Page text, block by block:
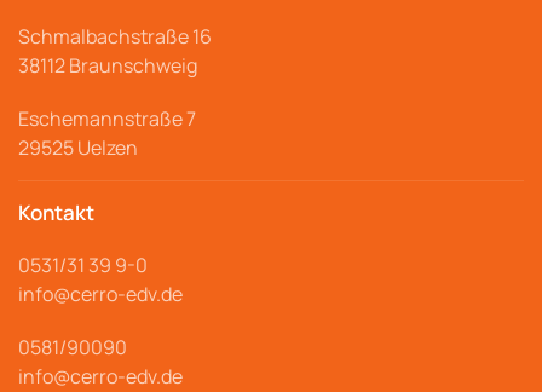
Schmalbachstraße16
38112 Braunschweig
Eschemannstraße 7
29525 Uelzen
Kontakt
0531/31 39 9-0
info@cerro-edv.de
0581/90090
info@cerro-edv.de